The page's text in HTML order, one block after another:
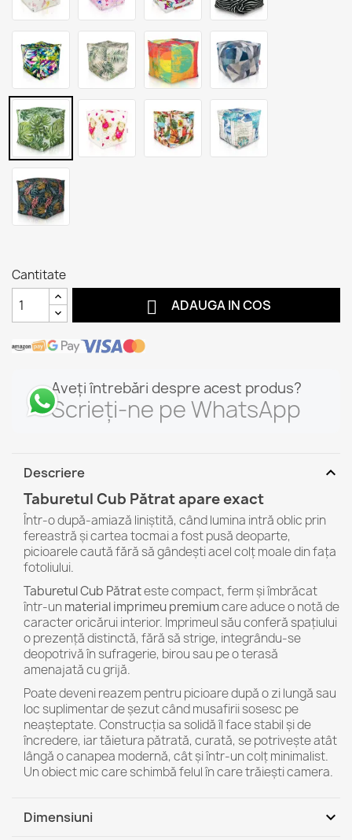
Cantitate
 ADAUGA IN COS
Aveți întrebări despre acest produs?
Scrieți-ne pe WhatsApp
Descriere expand_more
Taburetul Cub Pătrat apare exact
Într-o după-amiază liniștită, când lumina intră oblic prin
fereastră și cartea tocmai a fost pusă deoparte,
picioarele caută fără să gândești acel colț moale din fața
fotoliului.
Taburetul Cub Pătrateste compact, ferm și îmbrăcat
într-unmaterial imprimeu premiumcare aduce o notă de
caracter oricărui interior. Imprimeul său conferă spațiului
o prezență distinctă, fără să strige, integrându-se
deopotrivă în sufragerie, birou sau pe o terasă
amenajată cu grijă.
Poate deveni reazem pentru picioare după o zi lungă sau
loc suplimentar de șezut când musafirii sosesc pe
neașteptate. Construcția sa solidă îl face stabil și de
încredere, iar tăietura pătrată, curată, se potrivește atât
lângă o canapea modernă, cât și într-un colț minimalist.
Un obiect mic care schimbă felul în care trăiești camera.
Dimensiuni expand_more